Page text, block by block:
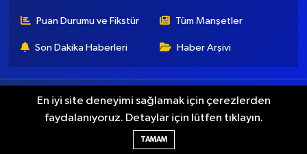
Puan Durumu ve Fikstür Tüm Manşetler
Son Dakika Haberleri Haber Arşivi
Künye İletişim Gizlilik Koşulları
Haber Yazılımı:
En iyi site deneyimi sağlamak için çerezlerden
faydalanıyoruz. Detaylar için lütfen tıklayın.
TAMAM